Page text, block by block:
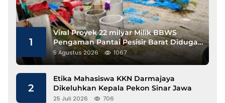
1
Viral Proyek 22 milyar Milik BBWS
Pengaman Pantai Pesisir Barat Diduga
Gunakan Besi Banci
5 Agustus 2026 1067
2
Etika Mahasiswa KKN Darmajaya
Dikeluhkan Kepala Pekon Sinar Jawa
25 Juli 2026 706